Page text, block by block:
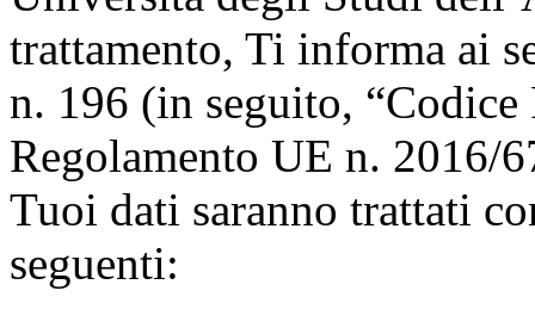
trattamento, Ti informa ai
n. 196 (in seguito, “Codice
Regolamento UE n. 2016/
Tuoi dati saranno trattati
seguenti: